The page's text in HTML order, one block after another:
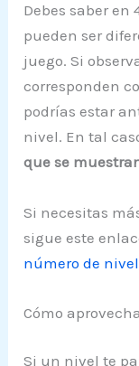
Debes saber en
pueden ser
juego. Si
corresponden
podrías estar
nivel. En tal
que se
Si necesitas
sigue este
número de nivel
Cómo
Si un nivel te